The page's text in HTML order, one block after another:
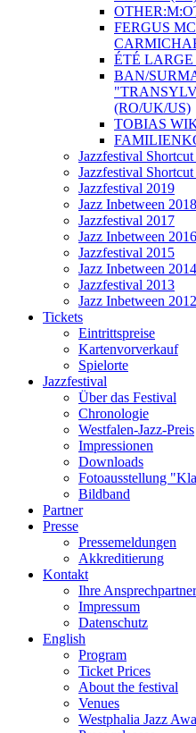
FERGUS
ÉTÉ LARGE
BAN/
(RO/UK/US)
TOBIAS
Jazzfestival
Jazzfestival
Jazzfestival 2019
Jazz Inbetween 2018
Jazzfestival 2017
Jazz Inbetween 2016
Jazzfestival 2015
Jazz Inbetween 2014
Jazzfestival 2013
Jazz Inbetween 2012
Tickets
Eintrittspreise
Kartenvorverkauf
Spielorte
Jazzfestival
Über das Festival
Chronologie
Westfalen-Jazz-Preis
Impressionen
Downloads
Fotoausstellung
Bildband
Partner
Presse
Pressemeldungen
Akkreditierung
Kontakt
Ihre Ansprechpartner
Impressum
Datenschutz
English
Program
Ticket Prices
About the festival
Venues
Westphalia Jazz